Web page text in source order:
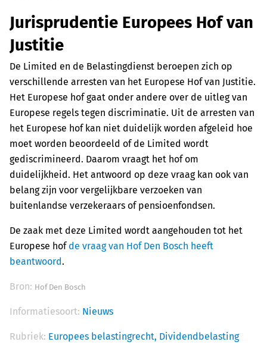
Jurisprudentie Europees Hof van
Justitie
De Limited en de Belastingdienst beroepen zich op
verschillende arresten van het Europese Hof van Justitie.
Het Europese hof gaat onder andere over de uitleg van
Europese regels tegen discriminatie. Uit de arresten van
het Europese hof kan niet duidelijk worden afgeleid hoe
moet worden beoordeeld of de Limited wordt
gediscrimineerd. Daarom vraagt het hof om
duidelijkheid. Het antwoord op deze vraag kan ook van
belang zijn voor vergelijkbare verzoeken van
buitenlandse verzekeraars of pensioenfondsen.
De zaak met deze Limited wordt aangehouden tot het
Europese hofde vraag van Hof Den Bosch heeft
beantwoord.
Bron: Hof Den Bosch
Informatiesoort: Nieuws
Rubriek: Europees belastingrecht, Dividendbelasting